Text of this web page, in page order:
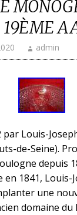
19ÈME
admin
par Louis-
de-Seine).
depuis
1841, Louis-
une
domaine